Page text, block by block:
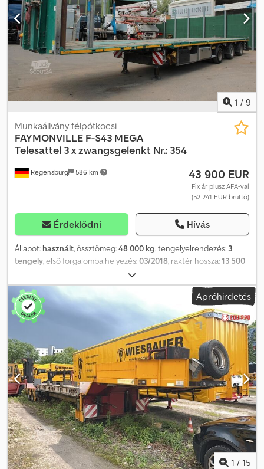
1 / 9
Regensburg 586 km
Munkaállvány félpótkocsi
FAYMONVILLE F-S43 MEGA
Telesattel 3 x zwangsgelenkt Nr.: 354
43 900 EUR
Fix ár plusz ÁFA-val
(52 241 EUR bruttó)
Érdeklődni Hívás
Állapot: használt, össztömeg:48 000 kg, tengelyelrendezés: 3
tengely, első forgalomba helyezés:03/2018, raktér hossza:13 500
2 540 mm
teljes szélesség:2 540 mm, Felszereltség:ABS, Jármű-azonosító
szám: YAFSR3003J0021354 KIHÚZHATÓ, 8200 mm-ig WADER
konténerrögzítő, 1 x 20 lábas, 2 x 20 lábas, 1 x 40 lábas
konténerhez, 45 lábas konténerhez is alkalmas DE HU – fizetendő
SAF tengelyek dobfékkel 3 x kényszervezérlésű tengely,
hidraulikus-mechanikus vezérléssel, forgócsapra szerelve
kábelvezérléssel és távirányítóval Automatikus beállás Platform
méretei: 13.500 mm – rakodási magasság: 1.100 mm
Szerelőmagasság: 950 – 1.050 mm Hátrafelé történő elmozdulási
sugár: 2.100 mm Rögzítőelem-tartók a padlóban, rögzítőelemekkel
együtt (a teljesség nem garantált) NATO csatlakozó Elektro-
hidraulikus aggregát Oldaljelző világítás Szerszámtároló
Csdpfxozp S Ezj Aklerf Központi kenőrendszer Gumiabroncsok:
235/75 R 17,5 Pótkerék tartó, PÓTKEREKKEL A változtatások, a
köztes értékesítések és a nyomdai hibák fenntartva. A leírás a
Apróhirdetés
1 / 15